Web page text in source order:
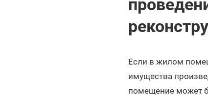
Если в жилом
имущества
помещение может